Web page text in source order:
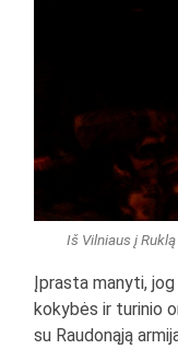
Iš Vilniaus į
Įprasta manyti,
kokybės ir turinio
su Raudonąją